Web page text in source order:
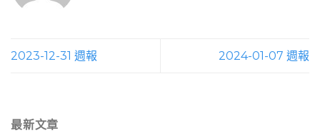
2023-12-31 週報 2024-01-07 週報
最新文章